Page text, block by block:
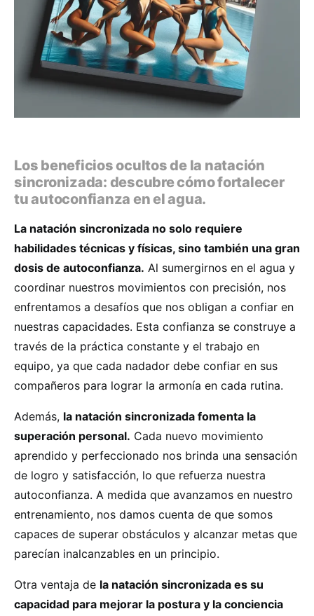
Los beneficios ocultos de la natación
sincronizada: descubre cómo fortalecer
tu autoconfianza en el agua.
La natación sincronizada no solo requiere
habilidades técnicas y físicas, sino también una gran
dosis de autoconfianza. Al sumergirnos en el agua y
coordinar nuestros movimientos con precisión, nos
enfrentamos a desafíos que nos obligan a confiar en
nuestras capacidades. Esta confianza se construye a
través de la práctica constante y el trabajo en
equipo, ya que cada nadador debe confiar en sus
compañeros para lograr la armonía en cada rutina.
Además, la natación sincronizada fomenta la
superación personal. Cada nuevo movimiento
aprendido y perfeccionado nos brinda una sensación
de logro y satisfacción, lo que refuerza nuestra
autoconfianza. A medida que avanzamos en nuestro
entrenamiento, nos damos cuenta de que somos
capaces de superar obstáculos y alcanzar metas que
parecían inalcanzables en un principio.
Otra ventaja de la natación sincronizada es su
capacidad para mejorar la postura y la conciencia